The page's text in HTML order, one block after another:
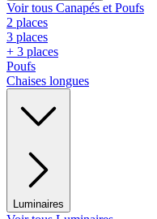
Voir tous Canapés et Poufs
2 places
3 places
+ 3 places
Poufs
Chaises longues
Luminaires